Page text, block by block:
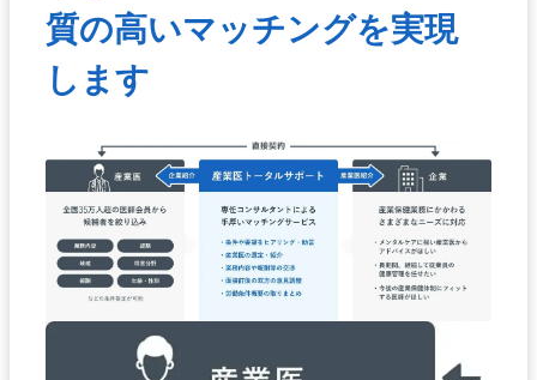
質の高いマッチングを実現
します